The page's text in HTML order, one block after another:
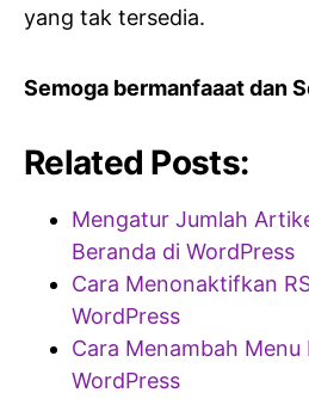
yang tak tersedia.
Semoga bermanfaaat dan
Related Posts:
Mengatur Jumlah
Beranda di WordPress
Cara Menonaktifkan
WordPress
Cara Menambah Menu
WordPress